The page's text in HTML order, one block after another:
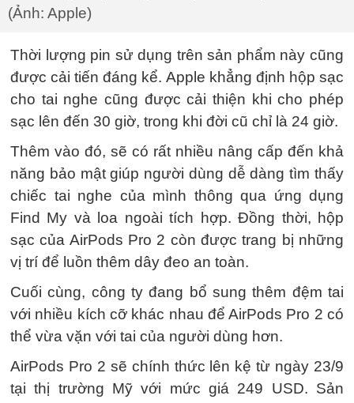
(Ảnh: Apple)
Thời lượng pin sử dụng trên sản phẩm này cũng
được cải tiến đáng kể. Apple khẳng định hộp sạc
cho tai nghe cũng được cải thiện khi cho phép
sạc lên đến 30 giờ, trong khi đời cũ chỉ là 24 giờ.
Thêm vào đó, sẽ có rất nhiều nâng cấp đến khả
năng bảo mật giúp người dùng dễ dàng tìm thấy
chiếc tai nghe của mình thông qua ứng dụng
Find My và loa ngoài tích hợp. Đồng thời, hộp
sạc của AirPods Pro 2 còn được trang bị những
vị trí để luồn thêm dây đeo an toàn.
Cuối cùng, công ty đang bổ sung thêm đệm tai
với nhiều kích cỡ khác nhau để AirPods Pro 2 có
thể vừa vặn với tai của người dùng hơn.
AirPods Pro 2 sẽ chính thức lên kệ từ ngày 23/9
tại thị trường Mỹ với mức giá 249 USD. Sản